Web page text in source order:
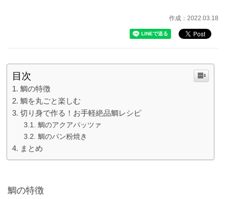
作成：2022.03.18
目次
鯛の特徴
鯛を丸ごと楽しむ
切り身で作る！お手軽絶品鯛レシピ
鯛のアクアパッツァ
鯛のパン粉焼き
まとめ
鯛の特徴